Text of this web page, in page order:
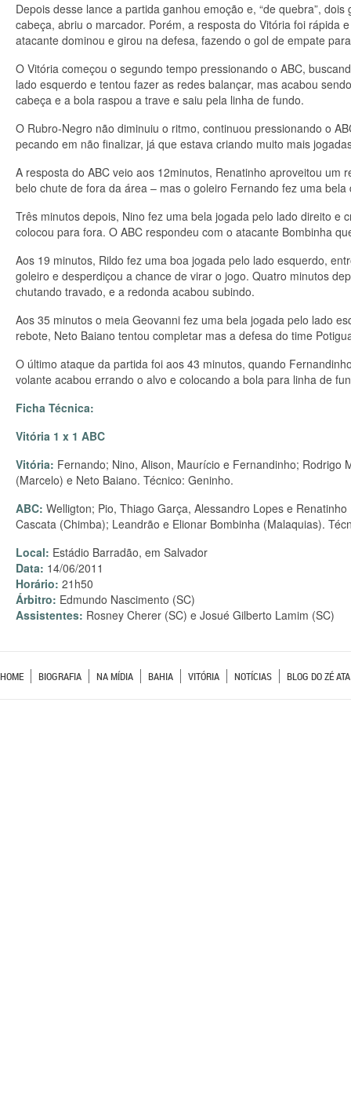
Depois desse lance a partida ganhou emoção e, “de quebra”,
cabeça, abriu o marcador. Porém, a resposta do Vitória foi rápida
atacante dominou e girou na defesa, fazendo o gol de empate
O Vitória começou o segundo tempo pressionando o ABC,
lado esquerdo e tentou fazer as redes balançar, mas acabou
cabeça e a bola raspou a trave e saiu pela linha de fundo.
O Rubro-Negro não diminuiu o ritmo, continuou pressionando o
pecando em não finalizar, já que estava criando muito mais
A resposta do ABC veio aos 12minutos, Renatinho aproveitou
belo chute de fora da área – mas o goleiro Fernando fez uma
Três minutos depois, Nino fez uma bela jogada pelo lado direito
colocou para fora. O ABC respondeu com o atacante Bombinha
Aos 19 minutos, Rildo fez uma boa jogada pelo lado esquerdo,
goleiro e desperdiçou a chance de virar o jogo. Quatro minutos
chutando travado, e a redonda acabou subindo.
Aos 35 minutos o meia Geovanni fez uma bela jogada pelo lado
rebote, Neto Baiano tentou completar mas a defesa do time
O último ataque da partida foi aos 43 minutos, quando
volante acabou errando o alvo e colocando a bola para linha de
Ficha Técnica:
Vitória 1 x 1 ABC
Vitória: Fernando; Nino, Alison, Maurício e Fernandinho; Rodrigo
(Marcelo) e Neto Baiano. Técnico: Geninho.
ABC: Welligton; Pio, Thiago Garça, Alessandro Lopes e
Cascata (Chimba); Leandrão e Elionar Bombinha (Malaquias).
Local: Estádio Barradão, em Salvador
Data: 14/06/2011
Horário: 21h50
Árbitro: Edmundo Nascimento (SC)
Assistentes: Rosney Cherer (SC) e Josué Gilberto Lamim (SC)
HOME BIOGRAFIA NA MÍDIA BAHIA VITÓRIA NOTÍCIAS BLOG DO ZÉ